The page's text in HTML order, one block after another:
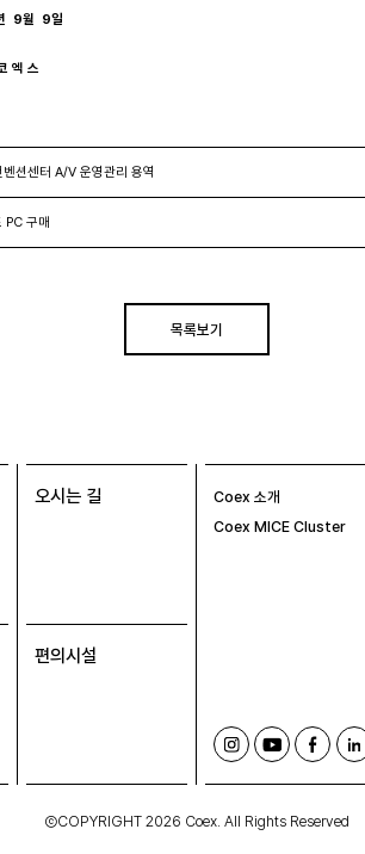
9월 9일
엑 스
션센터 A/V 운영관리 용역
구매
목록보기
오시는 길
편의시설
Coex 소개
Coex MICE Cluster
인
스
타
램
유
튜
브
페
이
스
링
크
드
ⒸCOPYRIGHT 2026 Coex. All Rights Reserved